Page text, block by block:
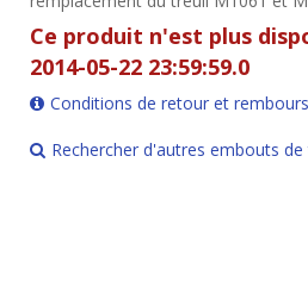
Ce produit n'est plus
2014-05-22 23:59:59.0
Conditions de retour et
Rechercher d'autres embouts de